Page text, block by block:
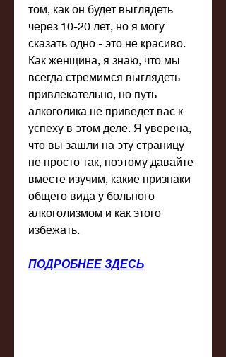
том, как он будет выглядеть
через 10-20 лет, но я могу
сказать одно - это не красиво.
Как женщина, я знаю, что мы
всегда стремимся выглядеть
привлекательно, но путь
алкоголика не приведет вас к
успеху в этом деле. Я уверена,
что вы зашли на эту страницу
не просто так, поэтому давайте
вместе изучим, какие признаки
общего вида у больного
алкоголизмом и как этого
избежать.
ПОДРОБНЕЕ ЗДЕСЬ